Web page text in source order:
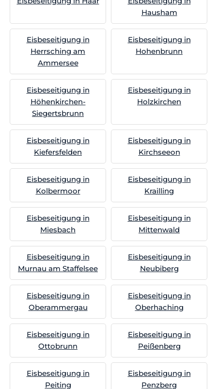
Hausham
Eisbeseitigung in
Herrsching am
Ammersee
Eisbeseitigung in
Hohenbrunn
Eisbeseitigung in
Höhenkirchen-
Siegertsbrunn
Eisbeseitigung in
Holzkirchen
Eisbeseitigung in
Kiefersfelden
Eisbeseitigung in
Kirchseeon
Eisbeseitigung in
Kolbermoor
Eisbeseitigung in
Krailling
Eisbeseitigung in
Miesbach
Eisbeseitigung in
Mittenwald
Eisbeseitigung in
Murnau am Staffelsee
Eisbeseitigung in
Neubiberg
Eisbeseitigung in
Oberammergau
Eisbeseitigung in
Oberhaching
Eisbeseitigung in
Ottobrunn
Eisbeseitigung in
Peißenberg
Eisbeseitigung in
Peiting
Eisbeseitigung in
Penzberg